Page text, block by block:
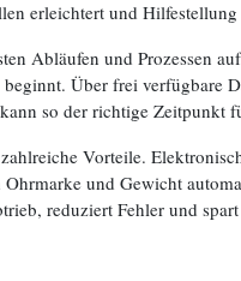
erleichtert und
Abläufen und Prozessen
Über frei verfügbare
so der richtige Zeitpunkt
Vorteile.
und Gewicht
reduziert Fehler und